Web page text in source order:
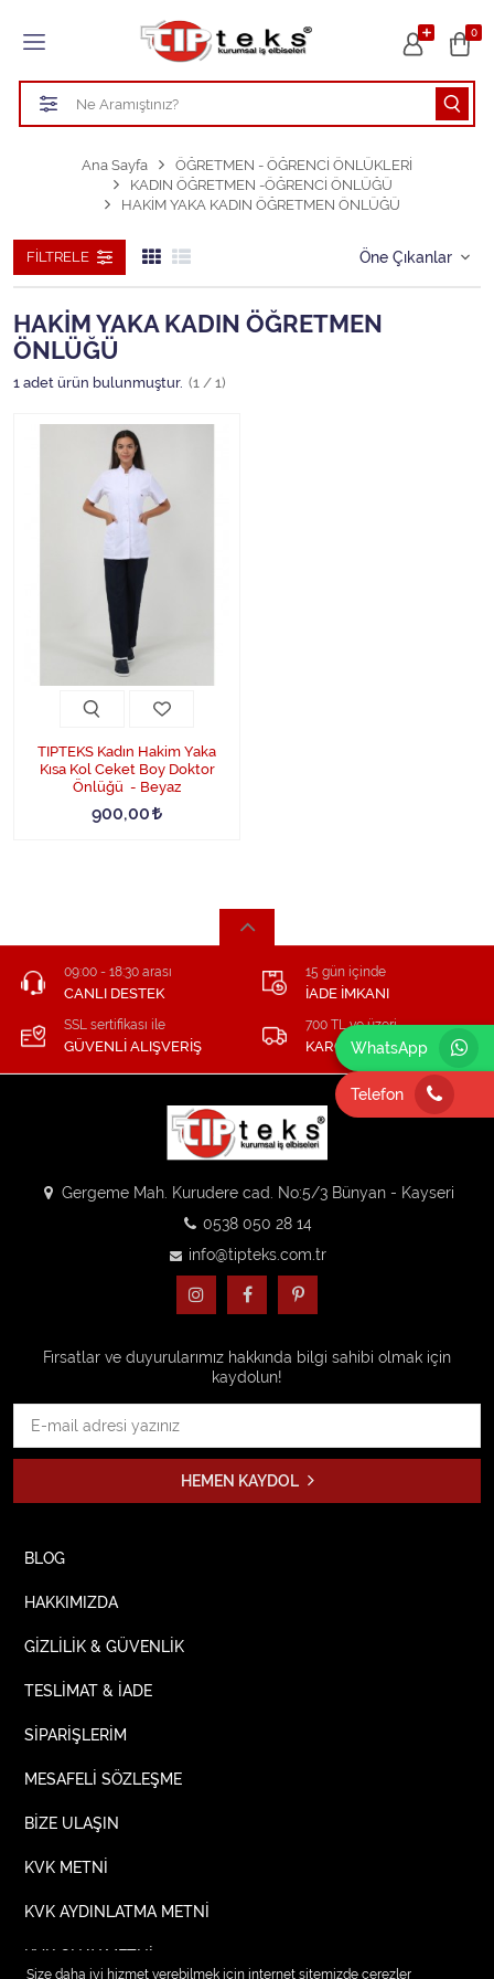
WhatsApp
Telefon
0
Tüm Kategoriler
HASTANE KIYAFETLERİ
TEMİZLİK PERSONEL FORMALARI
Aşçı Kıyafetleri
Ana Sayfa
ÖĞRETMEN - ÖĞRENCİ ÖNLÜKLERİ
KADIN ÖĞRETMEN -ÖĞRENCİ ÖNLÜĞÜ
HAKİM YAKA KADIN ÖĞRETMEN ÖNLÜĞÜ
FILTRELE
HAKİM YAKA KADIN ÖĞRETMEN
ÖNLÜĞÜ
1 adet ürün bulunmuştur. (1 / 1)
TIPTEKS Kadın Hakim Yaka
Kısa Kol Ceket Boy Doktor
Önlüğü - Beyaz
900,00
09:00 - 18:30 arası
CANLI DESTEK
15 gün içinde
İADE İMKANI
SSL sertifikası ile
GÜVENLİ ALIŞVERİŞ
700 TL ve üzeri
KARGO BEDAVA
Gergeme Mah. Kurudere cad. No:5/3 Bünyan - Kayseri
0538 050 28 14
info@tipteks.com.tr
Fırsatlar ve duyurularımız hakkında bilgi sahibi olmak için
kaydolun!
HEMEN KAYDOL
BLOG
HAKKIMIZDA
GİZLİLİK & GÜVENLİK
TESLİMAT & İADE
SİPARİŞLERİM
MESAFELİ SÖZLEŞME
BİZE ULAŞIN
KVK METNİ
KVK AYDINLATMA METNİ
KVK ONAY METNİ
Size daha iyi hizmet verebilmek için internet sitemizde çerezler